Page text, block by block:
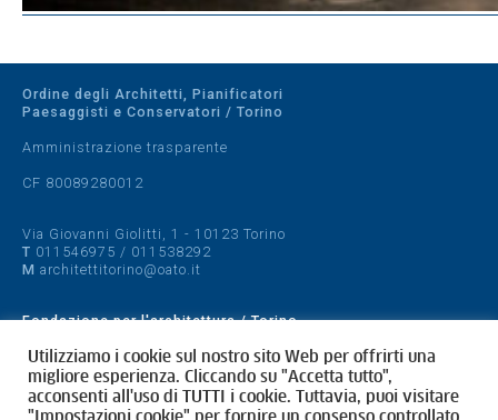
Ordine degli Architetti, Pianificatori
Paesaggisti e Conservatori / Torino
Amministrazione trasparente
CF 80089280012
Via Giovanni Giolitti, 1 - 10123 Torino
T 011546975 / 011538292
M architettitorino@oato.it
Fondazione per l'architettura / Torino
Designed by quattrolinee.it
Cookie Policy
Utilizziamo i cookie sul nostro sito Web per offrirti una
migliore esperienza. Cliccando su "Accetta tutto",
acconsenti all'uso di TUTTI i cookie. Tuttavia, puoi visitare